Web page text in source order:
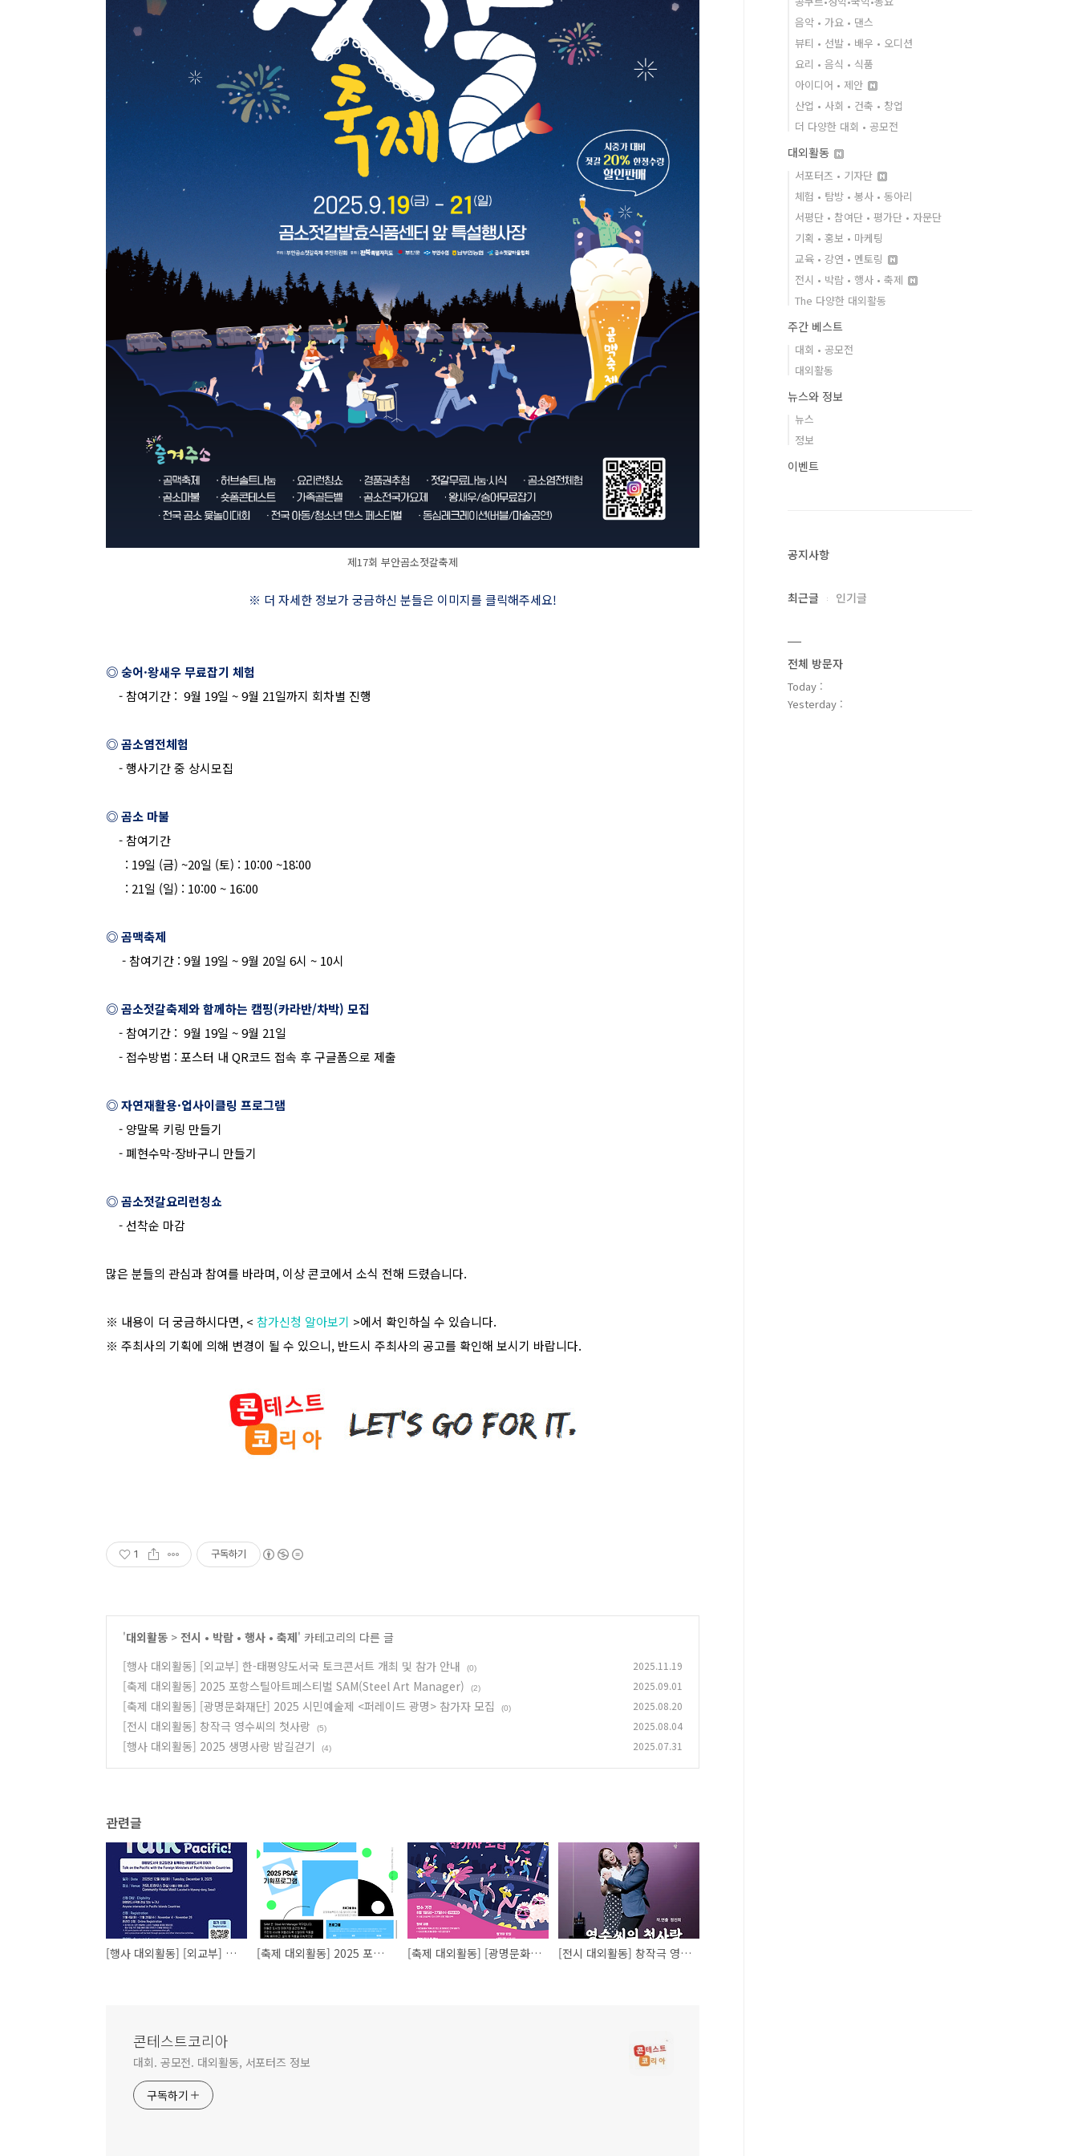
제17회 부안곰소젓갈축제
※ 더 자세한 정보가 궁금하신 분들은 이미지를 클릭해주세요!
◎ 숭어·왕새우 무료잡기 체험
- 참여기간 : 9월 19일 ~ 9월 21일까지 회차별 진행
◎ 곰소염전체험
-행사기간 중 상시모집
◎ 곰소 마불
- 참여기간
: 19일 (금) ~20일 (토) : 10:00 ~18:00
: 21일 (일) : 10:00 ~ 16:00
◎ 곰맥축제
- 참여기간 : 9월 19일 ~ 9월 20일 6시 ~ 10시
◎ 곰소젓갈축제와 함께하는 캠핑(카라반/차박) 모집
- 참여기간 : 9월 19일 ~ 9월 21일
- 접수방법 : 포스터 내 QR코드 접속 후 구글폼으로 제출
◎ 자연재활용·업사이클링 프로그램
- 양말목 키링 만들기
-폐현수막-장바구니 만들기
◎ 곰소젓갈요리런칭쇼
-선착순 마감
많은 분들의 관심과 참여를 바라며, 이상 콘코에서 소식 전해 드렸습니다.
※ 내용이 더 궁금하시다면, < 참가신청 알아보기 >에서 확인하실 수 있습니다.
※ 주최사의 기획에 의해 변경이 될 수 있으니, 반드시 주최사의 공고를 확인해 보시기 바랍니다.
1 구독하기
'대외활동 > 전시 • 박람 • 행사 • 축제' 카테고리의 다른 글
[행사 대외활동] [외교부] 한-태평양도서국 토크콘서트 개최 및 참가 안내
(0) 2025.11.19
[축제 대외활동] 2025 포항스틸아트페스티벌 SAM(Steel Art Manager) (2) 2025.09.01
[축제 대외활동] [광명문화재단] 2025 시민예술제 <퍼레이드 광명> 참가자 모집 (0) 2025.08.20
[전시 대외활동] 창작극 영수씨의 첫사랑 (5) 2025.08.04
[행사 대외활동] 2025 생명사랑 밤길걷기 (4) 2025.07.31
관련글
[행사 대외활동] [외교부] 한-태평양도서국 토크콘서트 개최 및 참가 안내 [축제 대외활동] 2025 포항스틸아트페스티벌 SAM(Steel Art Manager) [축제 대외활동] [광명문화재단] 2025 시민예술제 <퍼레이드 광명> 참가자 모집 [전시 대외활동] 창작극 영수씨의 첫사랑
콘테스트코리아
대회. 공모전. 대외활동, 서포터즈 정보
구독하기
음악 • 가요 • 댄스
뷰티 • 선발 • 배우 • 오디션
요리 • 음식 • 식품
아이디어 • 제안
산업 • 사회 • 건축 • 창업
더 다양한 대회 • 공모전
대외활동
서포터즈 • 기자단
체험 • 탐방 • 봉사 • 동아리
서평단 • 참여단 • 평가단 • 자문단
기획 • 홍보 • 마케팅
교육 • 강연 • 멘토링
전시 • 박람 • 행사 • 축제
The 다양한 대외활동
주간 베스트
대회 • 공모전
대외활동
뉴스와 정보
뉴스
정보
이벤트
공지사항
최근글 인기글
전체 방문자
Today :
Yesterday :